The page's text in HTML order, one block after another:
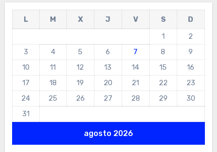
agosto 2026
L M X J V S
D
1
2
3
4 5 6 7 8
9
10
11 12 13 14 15
16
17
18 19 20 21 22
23
24
25 26 27 28 29
30
31